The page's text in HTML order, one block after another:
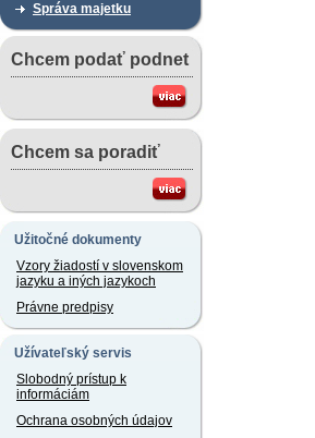
Správa majetku
Chcem podať podnet
Chcem sa poradiť
Užitočné dokumenty
Vzory žiadostí v slovenskom
jazyku a iných jazykoch
Právne predpisy
Užívateľský servis
Slobodný prístup k
informáciám
Ochrana osobných údajov